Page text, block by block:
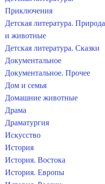
Приключения
Детская литература. Природа
и животные
Детская литература. Сказки
Документальное
Документальное. Прочее
Дом и семья
Домашние животные
Драма
Драматургия
Искусство
История
История. Востока
История. Европы